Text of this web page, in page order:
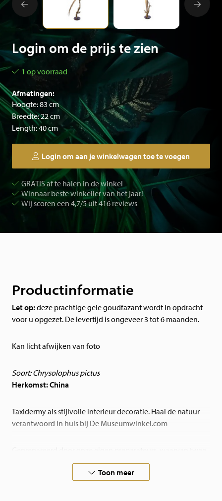
Login om de prijs te zien
1 op voorraad
Afmetingen:
Hoogte: 83 cm
Breedte: 22 cm
Length: 40 cm
Login om aan je winkelwagen toe te voegen
GRATIS af te halen in de winkel
Winnaar beste winkelier van het jaar!
Wij scoren een 4,7/5 uit 416 reviews
Productinformatie
Let op:deze prachtige gele goudfazant wordt in opdracht
voor u opgezet. De levertijd is ongeveer 3 tot 6 maanden.
Kan licht afwijken van foto
Soort: Chrysolophus pictus
Herkomst: China
Taxidermy als stijlvolle interieur decoratie. Haal de natuur
verantwoord in huis bij De Museumwinkel.com
Nederlands Kampioenen
Toon meer